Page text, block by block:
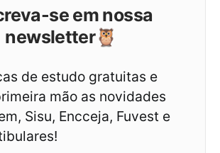
se em nossa
newsletter🦉
de estudo gratuitas e
mão as novidades
Sisu, Encceja, Fuvest e